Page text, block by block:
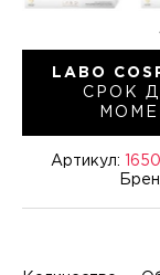
LABO
СРОК
Артикул: